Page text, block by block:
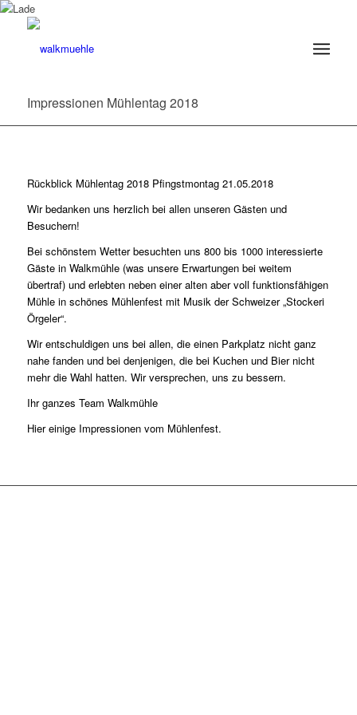
Impressionen Mühlentag 2018
Rückblick Mühlentag 2018 Pfingstmontag 21.05.2018
Wir bedanken uns herzlich bei allen unseren Gästen und
Besuchern!
Bei schönstem Wetter besuchten uns 800 bis 1000 interessierte
Gäste in Walkmühle (was unsere Erwartungen bei weitem
übertraf) und erlebten neben einer alten aber voll funktionsfähigen
Mühle in schönes Mühlenfest mit Musik der Schweizer „Stockeri
Örgeler“.
Wir entschuldigen uns bei allen, die einen Parkplatz nicht ganz
nahe fanden und bei denjenigen, die bei Kuchen und Bier nicht
mehr die Wahl hatten. Wir versprechen, uns zu bessern.
Ihr ganzes Team Walkmühle
Hier einige Impressionen vom Mühlenfest.